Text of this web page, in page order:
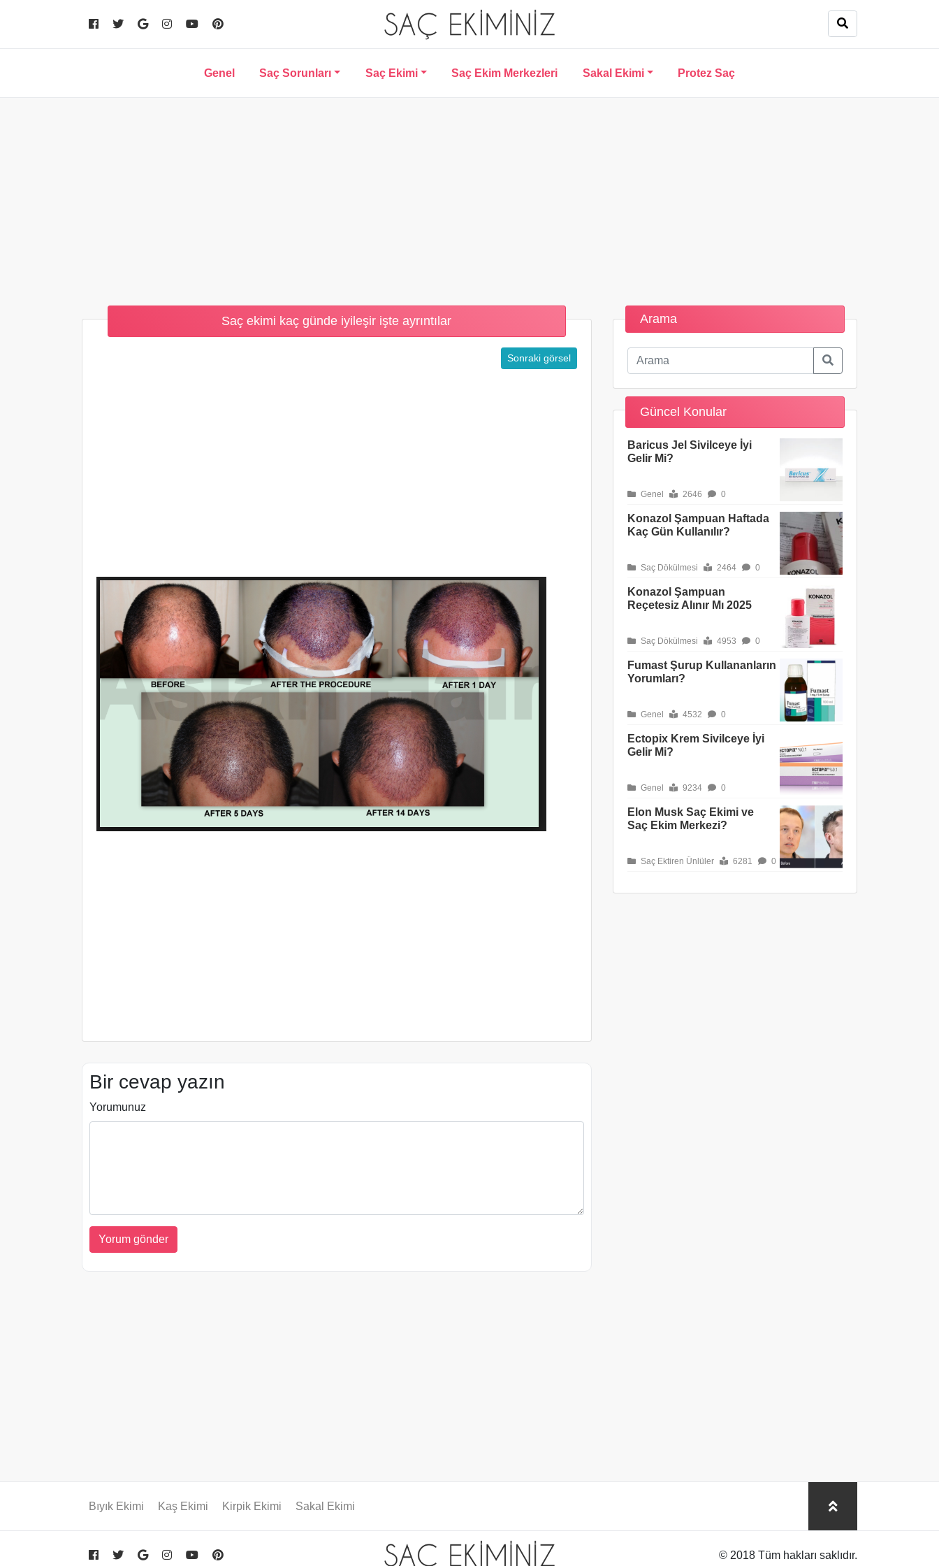
Genel Saç Sorunları Saç Ekimi Saç Ekim Merkezleri Sakal Ekimi Protez Saç
Saç ekimi kaç günde iyileşir işte ayrıntılar
Sonraki görsel
Bir cevap yazın
Yorumunuz
Arama
Güncel Konular
Baricus Jel Sivilceye İyi
Gelir Mi?
Genel 2646 0
Konazol Şampuan Haftada
Kaç Gün Kullanılır?
Saç Dökülmesi 2464 0
Konazol Şampuan
Reçetesiz Alınır Mı 2025
Saç Dökülmesi 4953 0
Fumast Şurup Kullananların
Yorumları?
Genel 4532 0
Ectopix Krem Sivilceye İyi
Gelir Mi?
Genel 9234 0
Elon Musk Saç Ekimi ve
Saç Ekim Merkezi?
Saç Ektiren Ünlüler 6281 0
Bıyık Ekimi Kaş Ekimi Kirpik Ekimi Sakal Ekimi
© 2018 Tüm hakları saklıdır.